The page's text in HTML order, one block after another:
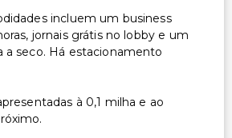
incluem um business
jornais grátis no lobby e um
a seco. Há estacionamento
à 0,1 milha e ao